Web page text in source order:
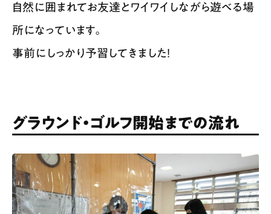
自然に囲まれてお友達とワイワイしながら遊べる場
所になっています。​
事前にしっかり予習してきました！
グラウンド・ゴルフ開始までの流れ